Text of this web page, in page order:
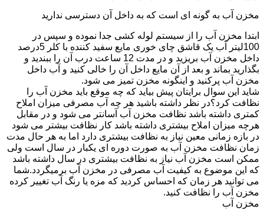
مخزن آب به گونه ای است که به داخل آن دسترسی ندارید
ابتدا مخزن آب را از سیستم لوله کشی جدا نموده و سپس در
100لیتر آب یک قاشق چای خوری مایع سفید کننده با کلر 5درصد
داخل مخزن آب بریزید و در مدت 12 ساعت درب آن را ببندید و
بگذارید بماند و بعد از آن مایع داخل آن را خالی کنید و آب داخل
مخزن آب پرکنید و اینگونه مخزن تمیز می شود.
شاید این سوال برایتان پیش بیاید که چه موقع باید مخزن آب را
نظافت کرد؟در نظر داشته باشید هر چه آب مصرفی میزان املاح
کمتری داشته باشد نظافت مخزن آب آسانتر می شود و در مقابل
هرچه میزان املاح بیشتری داشته باشد کار نظافت بیشتر می شود
در بازه زمانی معین نیاز به نظافت بیشتری دارد اما به هر حال مدت
زمان نظافت مخزن آب به صورت دوره ای یکبار در سال است ولی
ممکن است مخزن آب نیاز به نظافت بیشتری در سال داشته باشد
که این موضوع به کیفیت آب مصرفی در مخزن آب برمیگردد.شما
می توانید هر زمان که احساس کردید که مزه یا رنگ آب تغییر کرده
مخزن آب را نظافت کنید.
مخزن آب